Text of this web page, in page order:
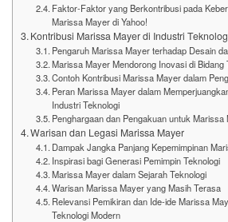
Faktor-Faktor yang Berkontribusi pada
Marissa Mayer di Yahoo!
Kontribusi Marissa Mayer di Industri
Pengaruh Marissa Mayer terhadap Desain
Marissa Mayer Mendorong Inovasi di Bidang
Contoh Kontribusi Marissa Mayer dalam
Peran Marissa Mayer dalam
Industri Teknologi
Penghargaan dan Pengakuan untuk Marissa
Warisan dan Legasi Marissa Mayer
Dampak Jangka Panjang Kepemimpinan
Inspirasi bagi Generasi Pemimpin Teknologi
Marissa Mayer dalam Sejarah Teknologi
Warisan Marissa Mayer yang Masih Terasa
Relevansi Pemikiran dan Ide-ide Marissa
Teknologi Modern